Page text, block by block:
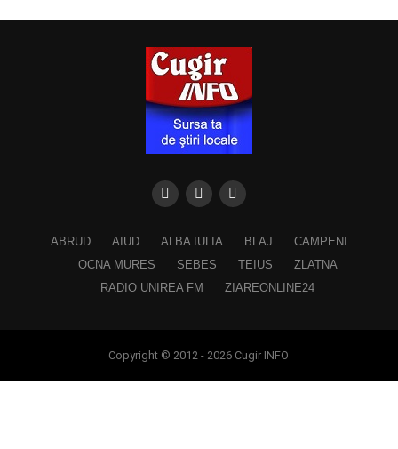
ABRUD AIUD ALBA IULIA BLAJ
CAMPENI
OCNA MURES
SEBES TEIUS
ZLATNA
RADIO UNIREA FM
ZIAREONLINE24
Copyright © 2012 - 2026 Cugir INFO